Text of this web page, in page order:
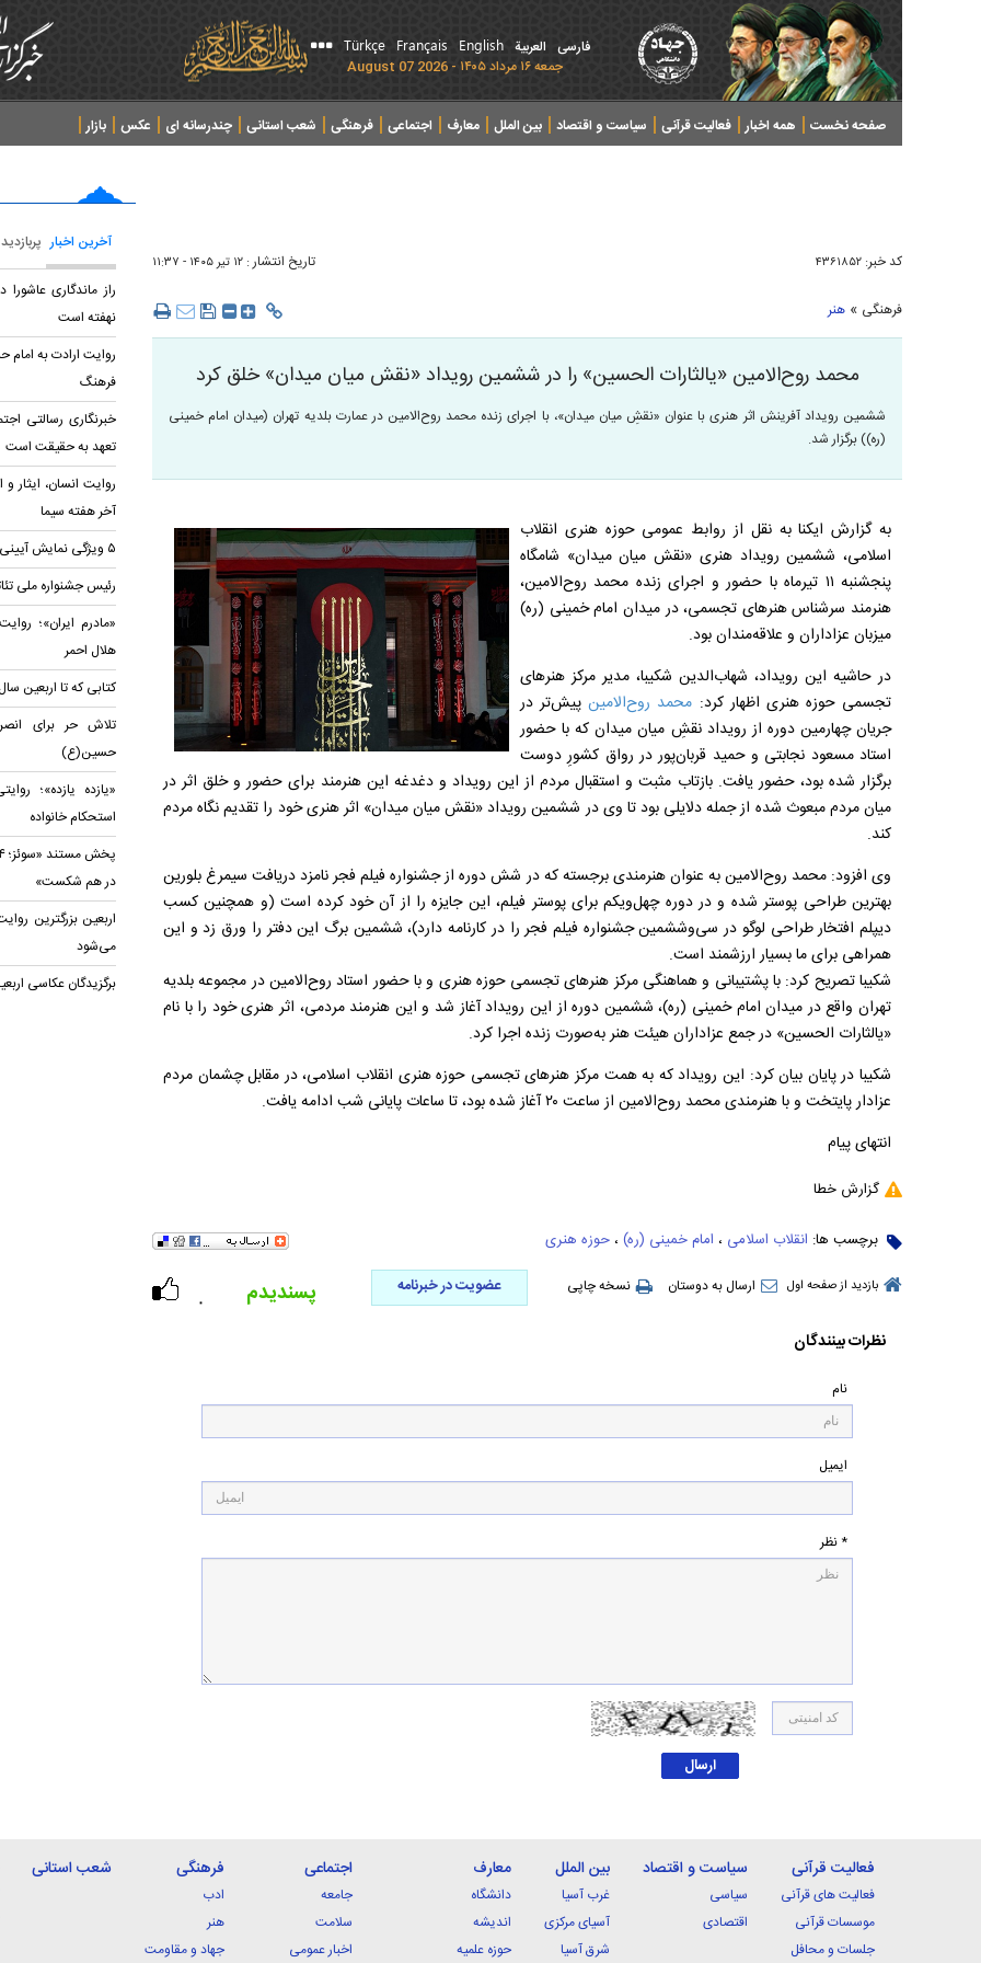
فارسی العربیة English
Français
Türkçe
جمعه ۱۶ مرداد ۱۴۰۵ - 2026 August 07
صفحه نخست همه اخبار فعالیت قرآنی سیاست و اقتصاد بین الملل معارف اجتماعی فرهنگی شعب استانی چندرسانه ای عکس
بازار
کد خبر: ۴۳۶۱۸۵۲ تاریخ انتشار : ۱۲ تير ۱۴۰۵ - ۱۱:۳۷
فرهنگی » هنر
محمد روح‌الامین «یالثارات الحسین» را در ششمین رویداد «نقش میان میدان» خلق کرد
ششمین رویداد آفرینش اثر هنری با عنوان «نقشِ میان میدان»، با اجرای زنده محمد روح‌الامین در عمارت بلدیه تهران (میدان امام خمینی
(ره)) برگزار شد.
به گزارش ایکنا به نقل از روابط عمومی حوزه هنری انقلاب
اسلامی، ششمین رویداد هنری «نقش میان میدان» شامگاه
پنجشنبه ۱۱ تیرماه با حضور و اجرای زنده محمد روح‌الامین،
هنرمند سرشناس هنرهای تجسمی، در میدان امام خمینی (ره)
میزبان عزاداران و علاقه‌مندان بود.
در حاشیه این رویداد، شهاب‌الدین شکیبا، مدیر مرکز هنرهای
تجسمی حوزه هنری اظهار کرد: محمد روح‌الامینپیش‌تر در
جریان چهارمین دوره از رویداد نقشِ میان میدان که با حضور
استاد مسعود نجابتی و حمید قربان‌پور در رواق کشورِ دوست
برگزار شده بود، حضور یافت. بازتاب مثبت و استقبال مردم از این رویداد و دغدغه این هنرمند برای حضور و خلق اثر در
میان مردم مبعوث شده از جمله دلایلی بود تا وی در ششمین رویداد «نقش میان میدان» اثر هنری خود را تقدیم نگاه مردم
کند.
وی افزود: محمد روح‌الامین به عنوان هنرمندی برجسته که در شش دوره از جشنواره فیلم فجر نامزد دریافت سیمرغ بلورین
بهترین طراحی پوستر شده و در دوره چهل‌ویکم برای پوستر فیلم، این جایزه را از آن خود کرده است (و همچنین کسب
دیپلم افتخار طراحی لوگو در سی‌وششمین جشنواره فیلم فجر را در کارنامه دارد)، ششمین برگ این دفتر را ورق زد و این
همراهی برای ما بسیار ارزشمند است.
شکیبا تصریح کرد: با پشتیبانی و هماهنگی مرکز هنرهای تجسمی حوزه هنری و با حضور استاد روح‌الامین در مجموعه بلدیه
تهران واقع در میدان امام خمینی (ره)، ششمین دوره از این رویداد آغاز شد و این هنرمند مردمی، اثر هنری خود را با نام
«یالثارات الحسین» در جمع عزاداران هیئت هنر به‌صورت زنده اجرا کرد.
شکیبا در پایان بیان کرد: این رویداد که به همت مرکز هنرهای تجسمی حوزه هنری انقلاب اسلامی، در مقابل چشمان مردم
عزادار پایتخت و با هنرمندی محمد روح‌الامین از ساعت ۲۰ آغاز شده بود، تا ساعات پایانی شب ادامه یافت.
انتهای پیام
گزارش خطا
برچسب ها: انقلاب اسلامی ، امام خمینی (ره) ، حوزه هنری
بازدید از صفحه اول ارسال به دوستان نسخه چاپی عضویت در خبرنامه
۰ پسندیدم
نظرات بینندگان
نام
ایمیل
* نظر
آخرین اخبار
راز ماندگاری
نهفته است
روایت ارادت به امام
فرهنگ
خبرنگاری رسالتی
تعهد به حقیقت است
روایت انسان، ایثار
آخر هفته سیما
۵ ویژگی نمایش‌ آیینی اربعین
رئیس جشنواره ملی
هلال احمر
کتابی که تا اربعین
تلاش حر برای
حسین(ع)
«یازده یازده»؛
استحکام خانواده
در هم شکست»
اربعین بزرگترین
می‌شود
برگزیدگان عکاسی
فعالیت قرآنی
فعالیت های قرآنی
موسسات قرآنی
جلسات و محافل
سیاست و اقتصاد
سیاسی
اقتصادی
بین الملل
غرب آسیا
آسیای مرکزی
شرق آسیا
معارف
دانشگاه
اندیشه
حوزه علمیه
اجتماعی
جامعه
سلامت
اخبار عمومی
فرهنگی
ادب
هنر
جهاد و مقاومت
شعب استانی